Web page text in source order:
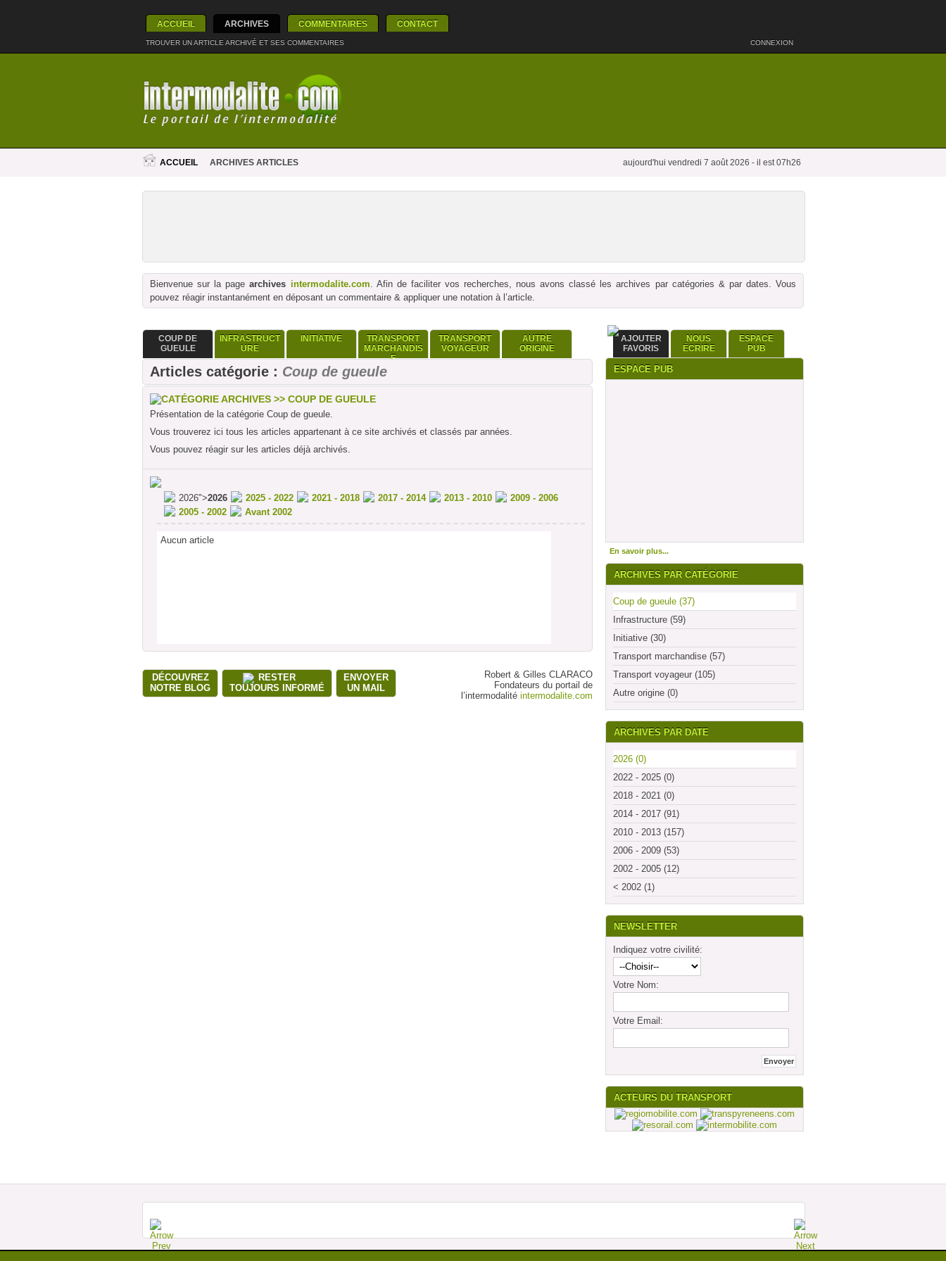
ACCUEIL ARCHIVES COMMENTAIRES CONTACT
TROUVER UN ARTICLE ARCHIVÉ ET SES COMMENTAIRES CONNEXION
ACCUEIL ARCHIVES ARTICLES aujourd'hui vendredi 7 août 2026 - il est 07h26
Bienvenue sur la pagearchives intermodalite.com. Afin de faciliter vos recherches, nous avons classé les archives par catégories & par dates. Vous
pouvez réagir instantanément en déposant un commentaire & appliquer une notation à l’article.
COUP DE
GUEULE
INFRASTRUCT
URE
INITIATIVE
TRANSPORT
MARCHANDIS
E
TRANSPORT
VOYAGEUR
AUTRE
ORIGINE
Articles catégorie : Coup de gueule
CATÉGORIE ARCHIVES >> COUP DE GUEULE
Présentation de la catégorie Coup de gueule.
Vous trouverez ici tous les articles appartenant à ce site archivés et classés par années.
Vous pouvez réagir sur les articles déjà archivés.
2026">2026 2025 - 2022 2021 - 2018 2017 - 2014 2013 - 2010
2009 - 2006
2005 - 2002
Avant 2002
Aucun article
DÉCOUVREZ
NOTRE BLOG
RESTER
TOUJOURS INFORMÉ
ENVOYER
UN MAIL
Robert & Gilles CLARACO
Fondateurs du portail de
l’intermodalité intermodalite.com
AJOUTER
FAVORIS
NOUS
ÉCRIRE
ESPACE
PUB
ESPACE PUB
En savoir plus...
ARCHIVES PAR CATÉGORIE
Coup de gueule (37)
Infrastructure (59)
Initiative (30)
Transport marchandise (57)
Transport voyageur (105)
Autre origine (0)
ARCHIVES PAR DATE
2026 (0)
2022 - 2025 (0)
2018 - 2021 (0)
2014 - 2017 (91)
2010 - 2013 (157)
2006 - 2009 (53)
2002 - 2005 (12)
< 2002 (1)
NEWSLETTER
Indiquez votre civilité:
Votre Nom:
Votre Email:
ACTEURS DU TRANSPORT